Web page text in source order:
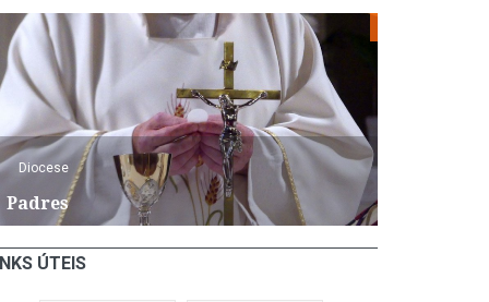
Diocese
Padres
ÚTEIS